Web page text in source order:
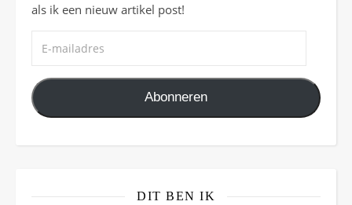
als ik een nieuw artikel post!
Abonneren
DIT BEN IK